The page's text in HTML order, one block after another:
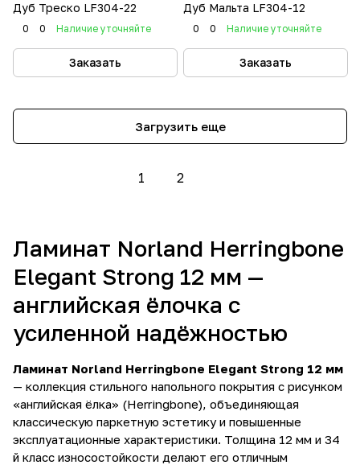
Дуб Треско LF304-22
0 0 Наличие уточняйте
Заказать
Дуб Мальта LF304-12
0 0 Наличие уточняйте
Заказать
Загрузить еще
1 2
Ламинат Norland Herringbone
Elegant Strong 12 мм —
английская ёлочка с
усиленной надёжностью
Ламинат Norland Herringbone Elegant Strong 12 мм
— коллекция стильного напольного покрытия с рисунком
«английская ёлка» (Herringbone), объединяющая
классическую паркетную эстетику и повышенные
эксплуатационные характеристики. Толщина 12 мм и 34
й класс износостойкости делают его отличным